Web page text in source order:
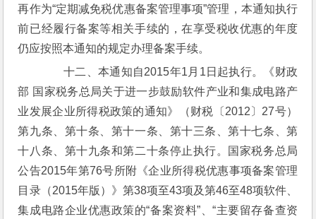
再作为“定期减免税优惠备案管理事项”管理，本通知执行
前已经履行备案等相关手续的，在享受税收优惠的年度
仍应按照本通知的规定办理备案手续。
十二、本通知自2015年1月1日起执行。《财政
部 国家税务总局关于进一步鼓励软件产业和集成电路产
业发展企业所得税政策的通知》（财税〔2012〕27号）
第九条、第十条、第十一条、第十三条、第十七条、第
十八条、第十九条和第二十条停止执行。国家税务总局
公告2015年第76号所附《企业所得税优惠事项备案管理
目录（2015年版）》第38项至43项及第46至48项软件、
集成电路企业优惠政策的“备案资料”、“主要留存备查资